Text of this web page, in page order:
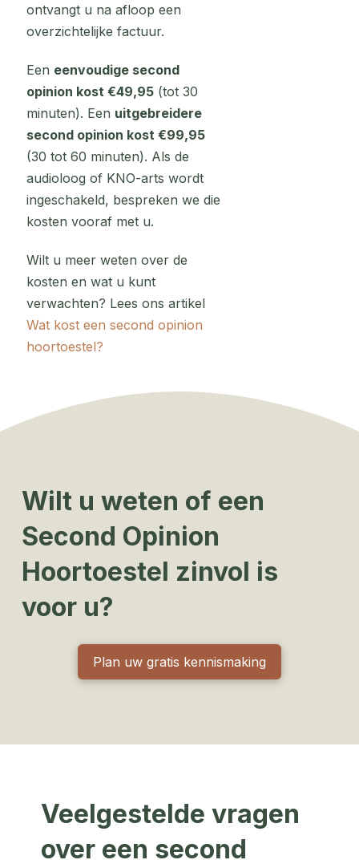
ontvangt u na afloop een
overzichtelijke factuur.
Een eenvoudige second
opinion kost €49,95 (tot 30
minuten). Een uitgebreidere
second opinion kost €99,95
(30 tot 60 minuten). Als de
audioloog of KNO-arts wordt
ingeschakeld, bespreken we die
kosten vooraf met u.
Wilt u meer weten over de
kosten en wat u kunt
verwachten? Lees ons artikel
Wat kost een second opinion
hoortoestel?
Wilt u weten of een
Second Opinion
Hoortoestel zinvol is
voor u?
Plan uw gratis kennismaking
Veelgestelde vragen
over een second